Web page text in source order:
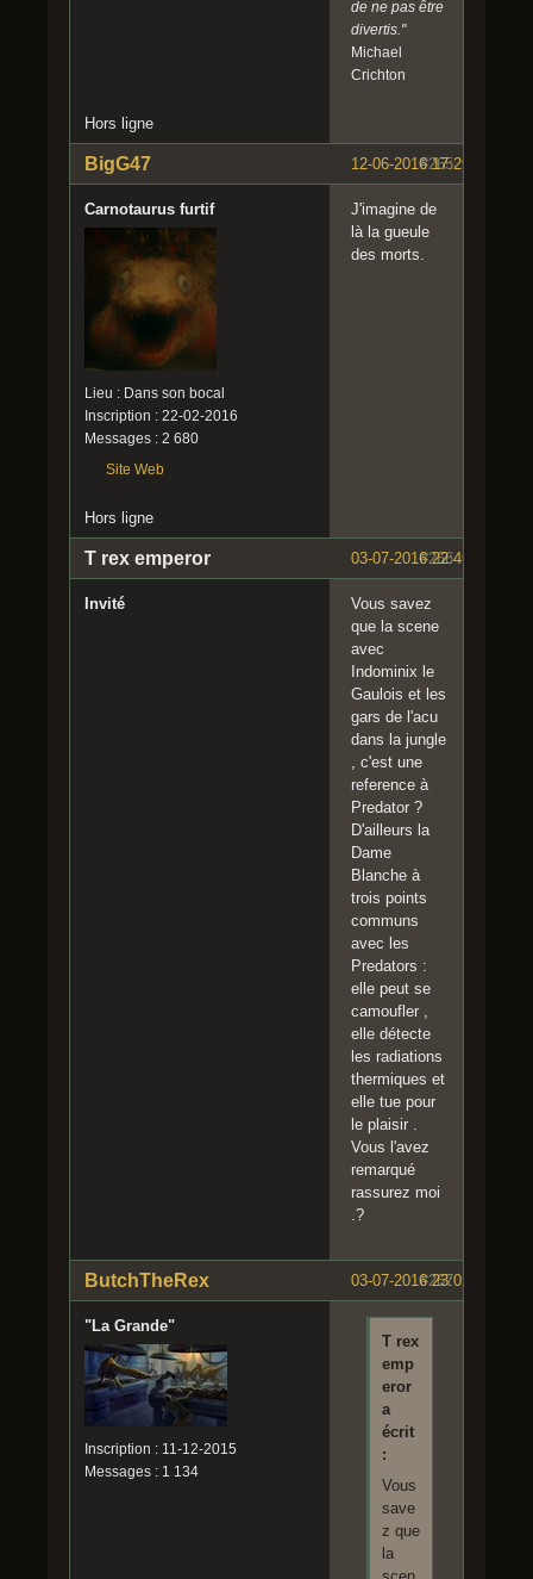
de ne pas être
divertis."
Michael
Crichton
Hors ligne
#265
12-06-2016 17:29:29
BigG47
Carnotaurus furtif
Lieu : Dans son bocal
Inscription : 22-02-2016
Messages : 2 680
Site Web
J'imagine de
là la gueule
des morts.
Hors ligne
#266
03-07-2016 22:46:38
T rex emperor
Invité
Vous savez
que la scene
avec
Indominix le
Gaulois et les
gars de l'acu
dans la jungle
, c'est une
reference à
Predator ?
D'ailleurs la
Dame
Blanche à
trois points
communs
avec les
Predators :
elle peut se
camoufler ,
elle détecte
les radiations
thermiques et
elle tue pour
le plaisir .
Vous l'avez
remarqué
rassurez moi
.?
#267
03-07-2016 23:02:26
ButchTheRex
"La Grande"
Inscription : 11-12-2015
Messages : 1 134
T rex
emp
eror
a
écrit
:
Vous
save
z que
la